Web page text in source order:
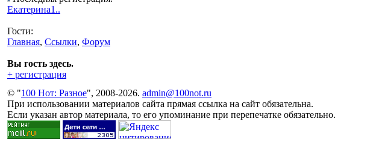
Екатерина1..
Гости:
Главная, Ссылки, Форум
Вы гость здесь.
+ регистрация
© "100 Нот: Разное", 2008-2026. admin@100not.ru
При использовании материалов сайта прямая ссылка на сайт обязательна.
Если указан автор материала, то его упоминание при перепечатке обязательно.